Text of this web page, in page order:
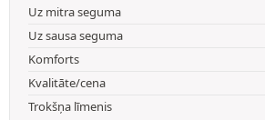
Uz mitra seguma
Uz sausa seguma
Komforts
Kvalitāte/cena
Trokšņa līmenis